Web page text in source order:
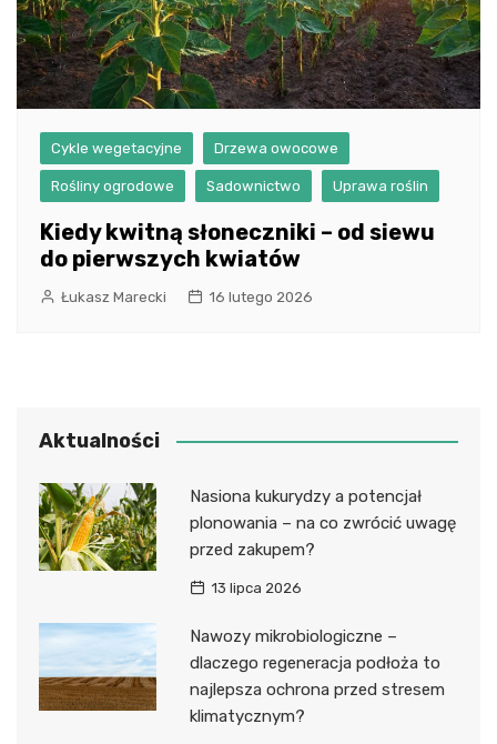
Cykle wegetacyjne Drzewa owocowe
Rośliny ogrodowe Sadownictwo Uprawa roślin
Kiedy kwitną słoneczniki – od siewu
do pierwszych kwiatów
Łukasz Marecki 16 lutego 2026
Aktualności
Nasiona kukurydzy a potencjał
plonowania – na co zwrócić uwagę
przed zakupem?
13 lipca 2026
Nawozy mikrobiologiczne –
dlaczego regeneracja podłoża to
najlepsza ochrona przed stresem
klimatycznym?